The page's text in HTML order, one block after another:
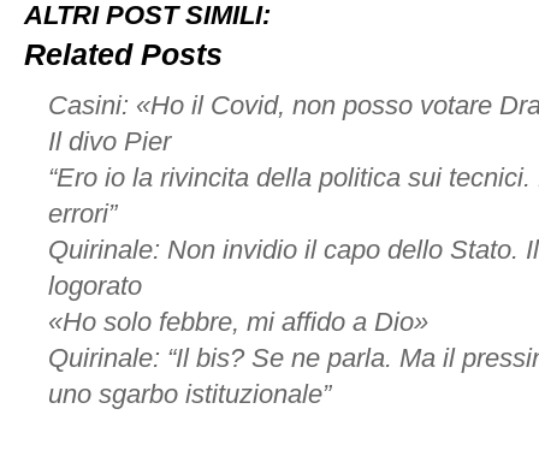
ALTRI POST SIMILI:
Related Posts
Casini: «Ho il Covid, non posso votare
Il divo Pier
“Ero io la rivincita della politica sui
errori”
Quirinale: Non invidio il capo dello Stato.
logorato
«Ho solo febbre, mi affido a Dio»
Quirinale: “Il bis? Se ne parla. Ma il
uno sgarbo istituzionale”